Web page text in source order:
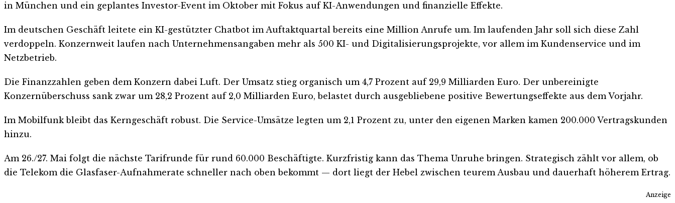
in München und ein geplantes Investor-Event im Oktober mit Fokus auf KI-Anwendungen und finanzielle Effekte.
Im deutschen Geschäft leitete ein KI-gestützter Chatbot im Auftaktquartal bereits eine Million Anrufe um. Im laufenden Jahr soll sich diese Zahl
verdoppeln. Konzernweit laufen nach Unternehmensangaben mehr als 500 KI- und Digitalisierungsprojekte, vor allem im Kundenservice und im
Netzbetrieb.
Die Finanzzahlen geben dem Konzern dabei Luft. Der Umsatz stieg organisch um 4,7 Prozent auf 29,9 Milliarden Euro. Der unbereinigte
Konzernüberschuss sank zwar um 28,2 Prozent auf 2,0 Milliarden Euro, belastet durch ausgebliebene positive Bewertungseffekte aus dem Vorjahr.
Im Mobilfunk bleibt das Kerngeschäft robust. Die Service-Umsätze legten um 2,1 Prozent zu, unter den eigenen Marken kamen 200.000 Vertragskunden
hinzu.
Am 26./27. Mai folgt die nächste Tarifrunde für rund 60.000 Beschäftigte. Kurzfristig kann das Thema Unruhe bringen. Strategisch zählt vor allem, ob
die Telekom die Glasfaser-Aufnahmerate schneller nach oben bekommt — dort liegt der Hebel zwischen teurem Ausbau und dauerhaft höherem Ertrag.
Anzeige